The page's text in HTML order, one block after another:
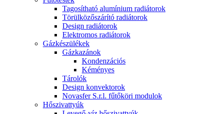
Tagosítható alumínium radiátorok
Törülközőszárító radiátorok
Design radiátorok
Elektromos radiátorok
Gázkészülékek
Gázkazánok
Kondenzációs
Kéményes
Tárolók
Design konvektorok
Novasfer S.r.l. fűtőköri modulok
Hőszivattyúk